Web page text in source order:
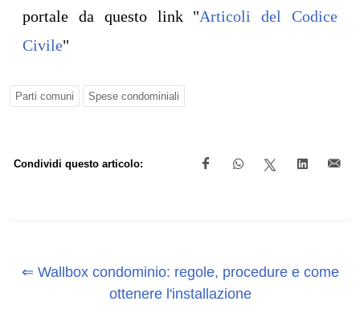
portale da questo link "Articoli del Codice
Civile"
Parti comuni Spese condominiali
Condividi questo articolo:
⇐ Wallbox condominio: regole, procedure e come
ottenere l'installazione